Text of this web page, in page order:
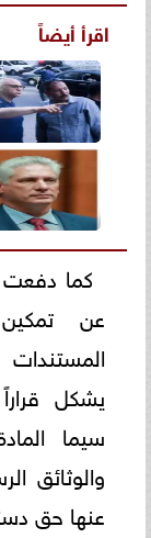
اقرأ أيضاً
كما دفعت
عن
المستندات
يشكل
والوثائق
عنها حق